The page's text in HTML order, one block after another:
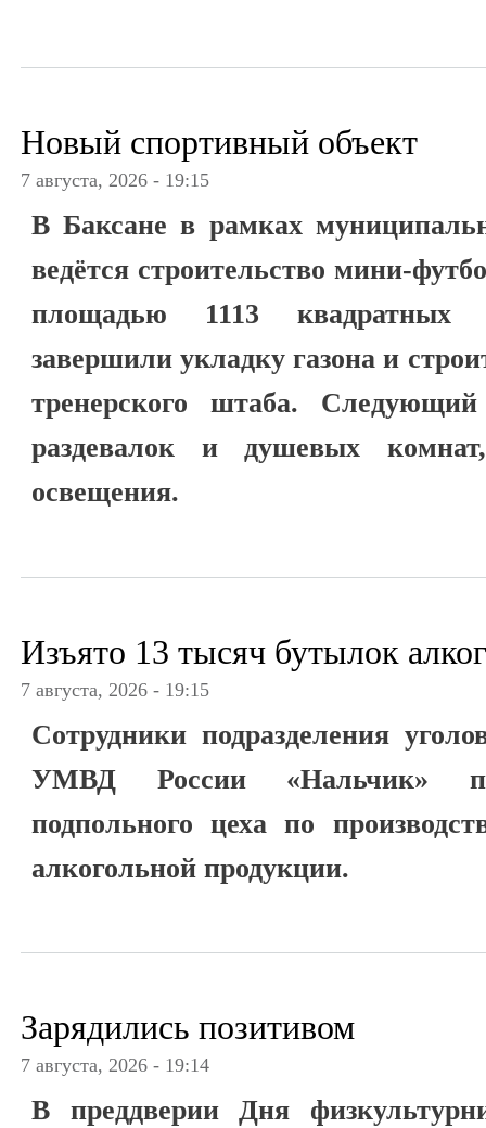
Новый спортивный объект
7 августа, 2026 - 19:15
В Баксане в рамках
ведётся строительство мини-
площадью 1113 квадратных
завершили укладку газона и
тренерского штаба.
раздевалок и душевых
освещения.
Изъято 13 тысяч бутылок
7 августа, 2026 - 19:15
Сотрудники подразделения
УМВД России «Нальчик»
подпольного цеха по
алкогольной продукции.
Зарядились позитивом
7 августа, 2026 - 19:14
В преддверии Дня